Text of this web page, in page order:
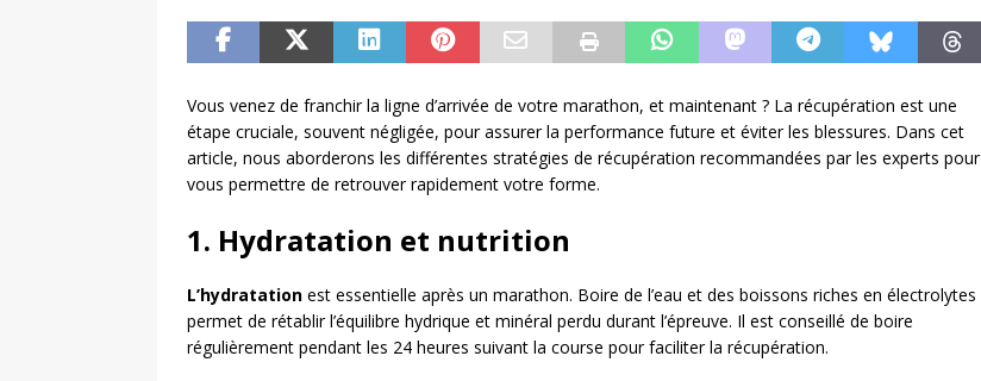
Vous venez de franchir la ligne d’arrivée de votre marathon, et maintenant ? La récupération est une
étape cruciale, souvent négligée, pour assurer la performance future et éviter les blessures. Dans cet
article, nous aborderons les différentes stratégies de récupération recommandées par les experts pour
vous permettre de retrouver rapidement votre forme.
1. Hydratation et nutrition
L’hydratation est essentielle après un marathon. Boire de l’eau et des boissons riches en électrolytes
permet de rétablir l’équilibre hydrique et minéral perdu durant l’épreuve. Il est conseillé de boire
régulièrement pendant les 24 heures suivant la course pour faciliter la récupération.